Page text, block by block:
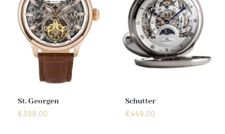
St. Georgen
€399,00
Schutter
€449,00